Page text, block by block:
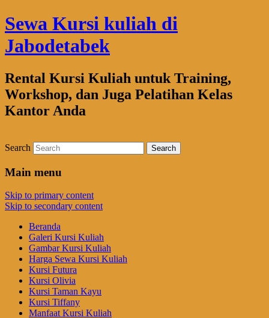
Sewa Kursi kuliah di
Jabodetabek
Rental Kursi Kuliah untuk Training,
Workshop, dan Juga Pelatihan Kelas
Kantor Anda
Search
Main menu
Skip to primary content
Skip to secondary content
Beranda
Galeri Kursi Kuliah
Gambar Kursi Kuliah
Harga Sewa Kursi Kuliah
Kursi Futura
Kursi Olivia
Kursi Taman Kayu
Kursi Tiffany
Manfaat Kursi Kuliah